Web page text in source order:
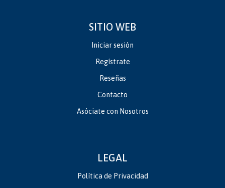
SITIO WEB
Iniciar sesión
Regístrate
Reseñas
Contacto
Asóciate con Nosotros
LEGAL
Política de Privacidad